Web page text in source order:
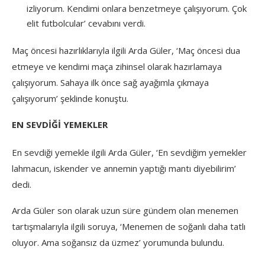
izliyorum. Kendimi onlara benzetmeye çalışıyorum. Çok
elit futbolcular’ cevabını verdi.
Maç öncesi hazırlıklarıyla ilgili Arda Güler, ‘Maç öncesi dua
etmeye ve kendimi maça zihinsel olarak hazırlamaya
çalışıyorum. Sahaya ilk önce sağ ayağımla çıkmaya
çalışıyorum’ şeklinde konuştu.
EN SEVDİĞİ YEMEKLER
En sevdiği yemekle ilgili Arda Güler, ‘En sevdiğim yemekler
lahmacun, iskender ve annemin yaptığı mantı diyebilirim’
dedi.
Arda Güler son olarak uzun süre gündem olan menemen
tartışmalarıyla ilgili soruya, ‘Menemen de soğanlı daha tatlı
oluyor. Ama soğansız da üzmez’ yorumunda bulundu.